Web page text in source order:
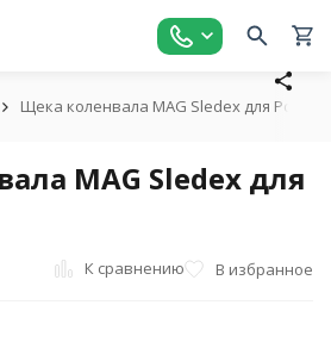
Щека коленвала MAG Sledex для Polaris
MAG Sledex для
К сравнению В избранное